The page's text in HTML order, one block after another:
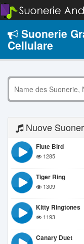
Suonerie
Cellulare
Nuove
Flute Bird
1285
Tiger Ring
1309
Kitty Ringtones
1193
Canary Duet